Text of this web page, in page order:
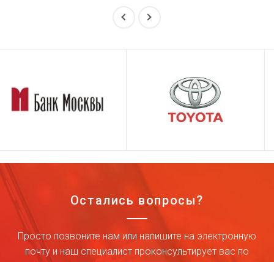
Остались вопросы?
Просто позвоните нам или напишите на электронную
почту и наш специалист проконсультирует вас по